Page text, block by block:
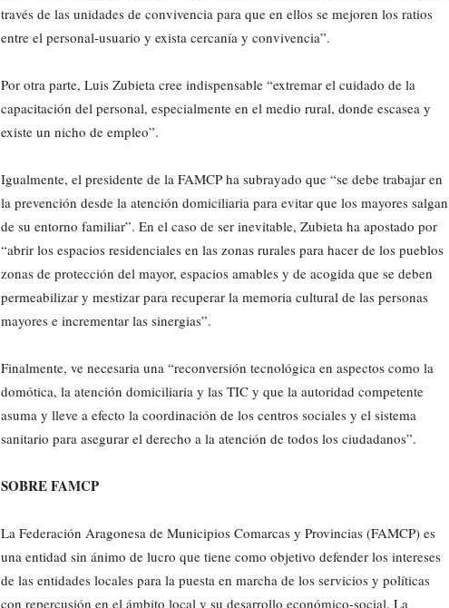
través de las unidades de convivencia para que en ellos se mejoren los ratios
entre el personal-usuario y exista cercanía y convivencia”.
Por otra parte, Luis Zubieta cree indispensable “extremar el cuidado de la
capacitación del personal, especialmente en el medio rural, donde escasea y
existe un nicho de empleo”.
Igualmente, el presidente de la FAMCP ha subrayado que “se debe trabajar en
la prevención desde la atención domiciliaria para evitar que los mayores salgan
de su entorno familiar”. En el caso de ser inevitable, Zubieta ha apostado por
“abrir los espacios residenciales en las zonas rurales para hacer de los pueblos
zonas de protección del mayor, espacios amables y de acogida que se deben
permeabilizar y mestizar para recuperar la memoria cultural de las personas
mayores e incrementar las sinergias”.
Finalmente, ve necesaria una “reconversión tecnológica en aspectos como la
domótica, la atención domiciliaria y las TIC y que la autoridad competente
asuma y lleve a efecto la coordinación de los centros sociales y el sistema
sanitario para asegurar el derecho a la atención de todos los ciudadanos”.
SOBRE FAMCP
La Federación Aragonesa de Municipios Comarcas y Provincias (FAMCP) es
una entidad sin ánimo de lucro que tiene como objetivo defender los intereses
de las entidades locales para la puesta en marcha de los servicios y políticas
con repercusión en el ámbito local y su desarrollo económico-social. La